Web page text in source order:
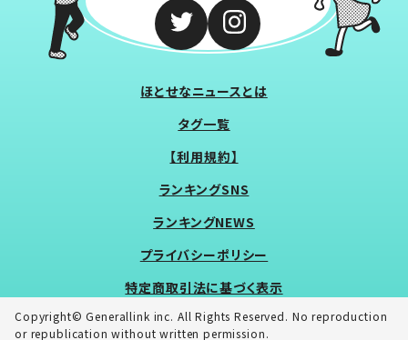
ほとせなニュースとは
タグ一覧
【利用規約】
ランキングSNS
ランキングNEWS
プライバシーポリシー
特定商取引法に基づく表示
Copyright© Generallink inc. All Rights Reserved. No reproduction
or republication without written permission.